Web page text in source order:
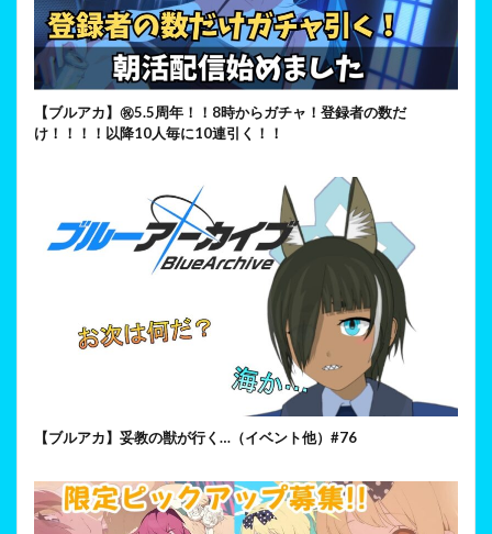
【ブルアカ】㊗5.5周年！！8時からガチャ！登録者の数だ
け！！！！以降10人毎に10連引く！！
【ブルアカ】妥教の獣が行く…（イベント他）#76